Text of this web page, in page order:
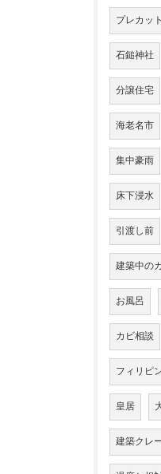
プレカッ
石鎚神社
分譲住宅
海老名市
集中豪雨
床下浸水
引渡し前
建築中の
お風呂
カビ相談
フィリピ
皇居
建築クレ